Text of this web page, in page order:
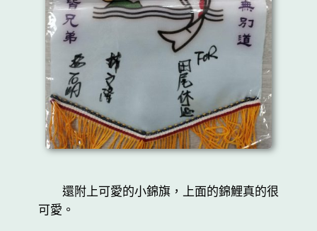
還附上可愛的小錦旗，上面的錦鯉真的很
可愛。